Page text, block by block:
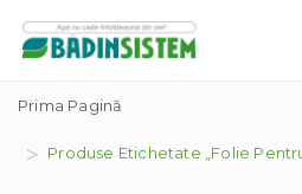
Prima Pagină
Produse Etichetate „folie